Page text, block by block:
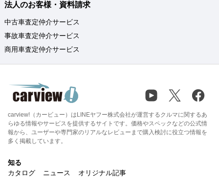
法人のお客様・資料請求
中古車査定仲介サービス
事故車査定仲介サービス
商用車査定仲介サービス
carview!（カービュー）はLINEヤフー株式会社が運営するクルマに関するあ
らゆる情報やサービスを提供するサイトです。価格やスペックなどの公式情
報から、ユーザーや専門家のリアルなレビューまで購入検討に役立つ情報を
多く掲載しています。
知る
カタログ
ニュース オリジナル記事